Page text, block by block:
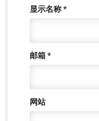
显示名称*
邮箱 *
网站